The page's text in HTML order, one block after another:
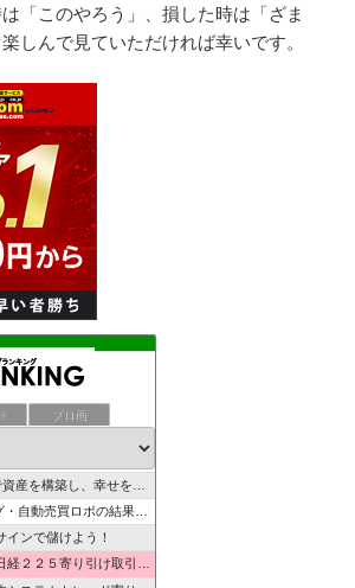
「このやろう」、損した時は「ざま
しんで見ていただければ幸いです。
ブロ画
り引けシステムトレード研究所
の相場独り言--ぶつぶつ
スクをとる
ムトレードでPONPON！
し、幸せを実現するMarkのブログ
動売買ロボの結果を発信
インで儲けよう！
２５寄り引け取引の記録